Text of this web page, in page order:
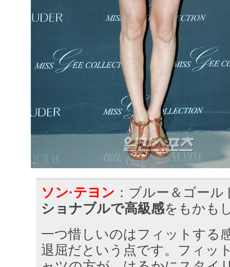
ソン·テヨン ：ブルー＆ゴー
ショナブルで高級感をもかも
一つ惜しいのはフィットする
退屈だという点です。フィッ